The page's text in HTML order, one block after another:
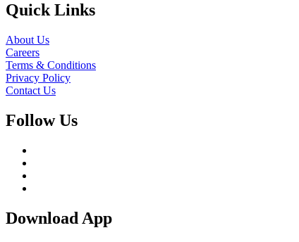
Quick Links
About Us
Careers
Terms & Conditions
Privacy Policy
Contact Us
Follow Us
Download App